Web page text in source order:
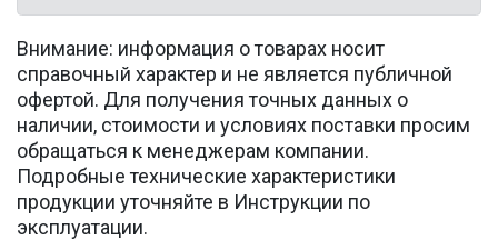
Внимание: информация о товарах носит
справочный характер и не является публичной
офертой. Для получения точных данных о
наличии, стоимости и условиях поставки просим
обращаться к менеджерам компании.
Подробные технические характеристики
продукции уточняйте в Инструкции по
эксплуатации.